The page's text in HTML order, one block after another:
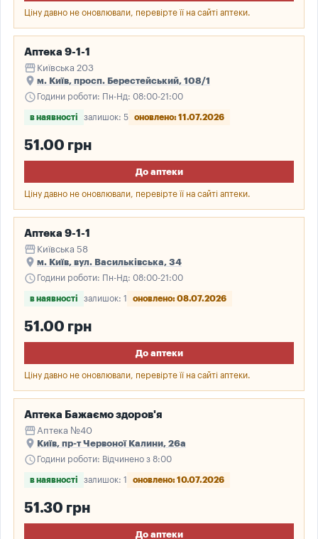
Ціну давно не оновлювали, перевірте її на сайті аптеки.
Аптека 9-1-1
storefront Київська 203
place м. Київ, просп. Берестейський, 108/1
schedule Години роботи: Пн-Нд: 08:00-21:00
в наявності залишок: 5 оновлено: 11.07.2026
51.00 грн
До аптеки
Ціну давно не оновлювали, перевірте її на сайті аптеки.
Аптека 9-1-1
storefront Київська 58
place м. Київ, вул. Васильківська, 34
schedule Години роботи: Пн-Нд: 08:00-21:00
в наявності залишок: 1 оновлено: 08.07.2026
51.00 грн
До аптеки
Ціну давно не оновлювали, перевірте її на сайті аптеки.
Аптека Бажаємо здоров'я
storefront Аптека №40
place Київ, пр-т Червоної Калини, 26а
schedule Години роботи: Відчинено з 8:00
в наявності залишок: 1 оновлено: 10.07.2026
51.30 грн
До аптеки